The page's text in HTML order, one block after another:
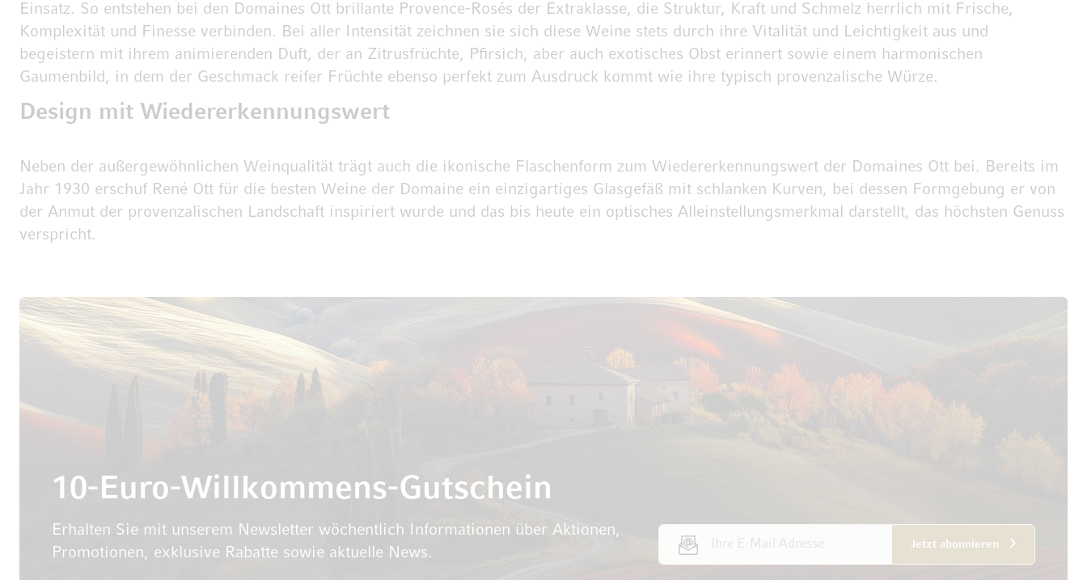
Einsatz. So entstehen bei den Domaines Ott brillante Provence-Rosés der Extraklasse, die Struktur, Kraft und Schmelz herrlich mit Frische,
Komplexität und Finesse verbinden. Bei aller Intensität zeichnen sie sich diese Weine stets durch ihre Vitalität und Leichtigkeit aus und
begeistern mit ihrem animierenden Duft, der an Zitrusfrüchte, Pfirsich, aber auch exotisches Obst erinnert sowie einem harmonischen
Gaumenbild, in dem der Geschmack reifer Früchte ebenso perfekt zum Ausdruck kommt wie ihre typisch provenzalische Würze.
Design mit Wiedererkennungswert
Neben der außergewöhnlichen Weinqualität trägt auch die ikonische Flaschenform zum Wiedererkennungswert der Domaines Ott bei. Bereits im
Jahr 1930 erschuf René Ott für die besten Weine der Domaine ein einzigartiges Glasgefäß mit schlanken Kurven, bei dessen Formgebung er von
der Anmut der provenzalischen Landschaft inspiriert wurde und das bis heute ein optisches Alleinstellungsmerkmal darstellt, das höchsten Genuss
verspricht.
10-Euro-Willkommens-Gutschein
Erhalten Sie mit unserem Newsletter wöchentlich Informationen über Aktionen,
Promotionen, exklusive Rabatte sowie aktuelle News.
Jetzt abonnieren